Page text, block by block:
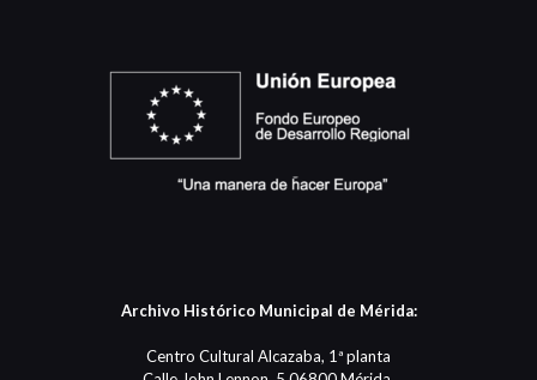
Archivo Histórico Municipal de Mérida:
Centro Cultural Alcazaba, 1ª planta